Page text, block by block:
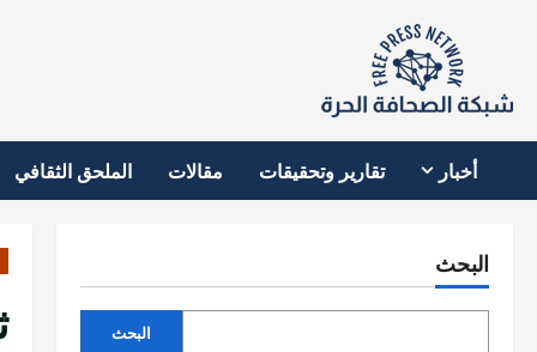
أخبار تقارير وتحقيقات مقالات الملحق الثقافي
البحث
البحث